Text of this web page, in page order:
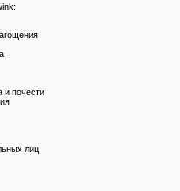
и почести
лиц